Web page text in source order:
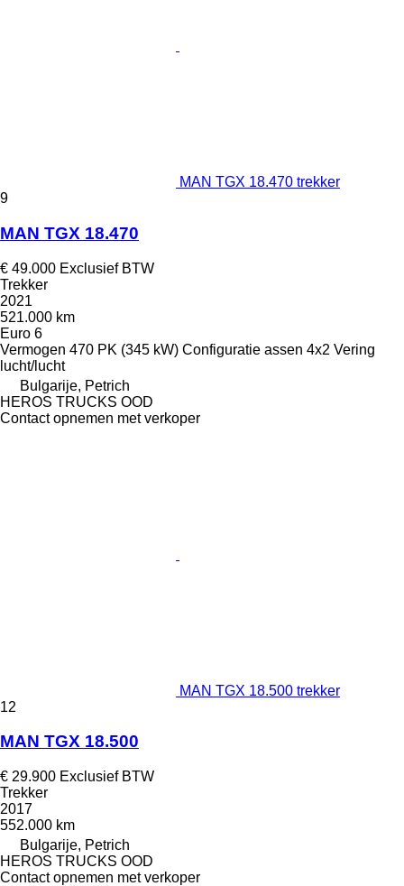
MAN TGX 18.470 trekker
9
MAN TGX 18.470
€ 49.000 Exclusief BTW
Trekker
2021
521.000 km
Euro 6
Vermogen 470 PK (345 kW) Configuratie assen 4x2 Vering
lucht/lucht
Bulgarije, Petrich
HEROS TRUCKS OOD
Contact opnemen met verkoper
MAN TGX 18.500 trekker
12
MAN TGX 18.500
€ 29.900 Exclusief BTW
Trekker
2017
552.000 km
Bulgarije, Petrich
HEROS TRUCKS OOD
Contact opnemen met verkoper